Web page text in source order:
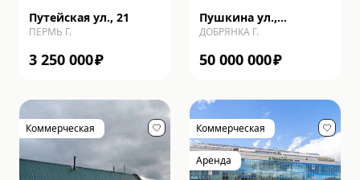
Путейская ул., 21
ПЕРМЬ Г.
3 250 000₽
Пушкина ул.,
строение 22
ДОБРЯНКА Г.
50 000 000₽
Коммерческая Коммерческая
Аренда